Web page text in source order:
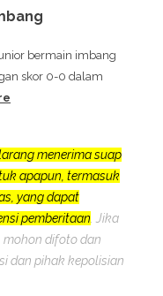
bermain imbang
skor 0-0 dalam
menerima suap
apapun, termasuk
yang dapat
pemberitaan. Jika
mohon difoto dan
dan pihak kepolisian